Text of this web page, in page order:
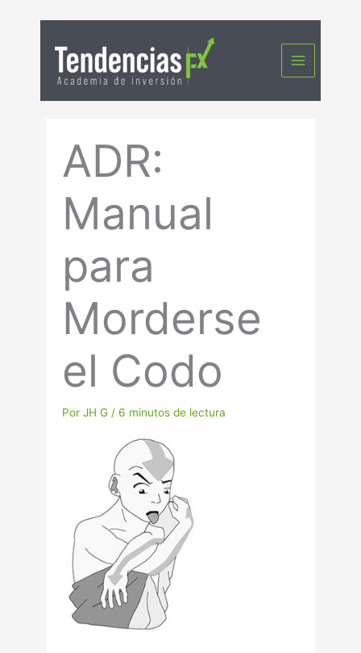
contenido
ADR:
Manual
para
Morderse
el Codo
PorJH G /6 minutos de lectura